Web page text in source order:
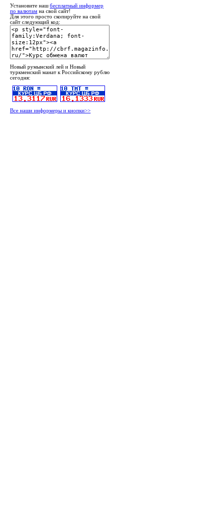
Установите наш бесплатный информер
по валютам на свой сайт!
Для этого просто скопируйте на свой
сайт следующий код:
Новый румынский лей и Новый
туркменский манат к Российскому рублю
сегодня:
Все наши информеры и кнопки>>